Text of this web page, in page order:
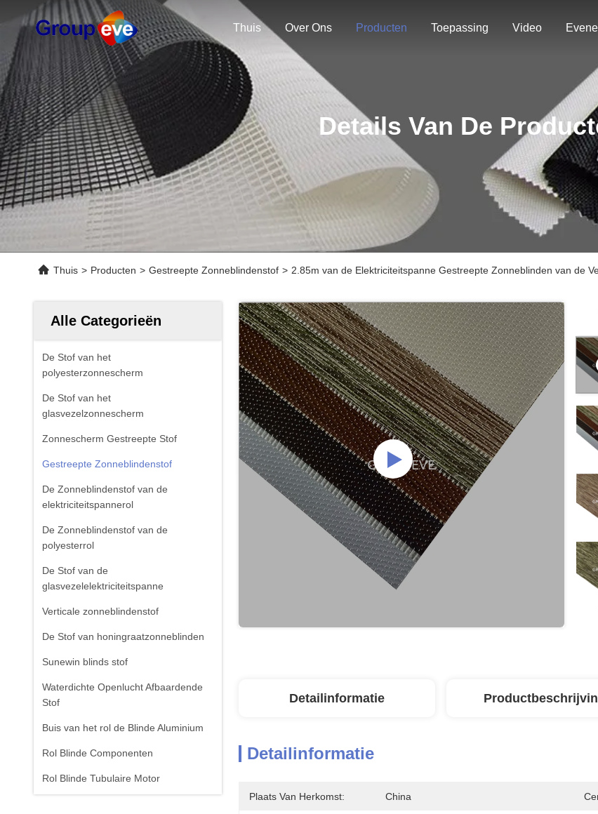
Thuis Over Ons Producten Toepassing Video
Details Van De
Thuis > Producten > Gestreepte Zonneblindenstof > 2.85m van de Elektriciteitspanne Gestreepte Zonneblinden van de
Alle Categorieën
De Stof van het
polyesterzonnescherm
De Stof van het
glasvezelzonnescherm
Zonnescherm Gestreepte Stof
Gestreepte Zonneblindenstof
De Zonneblindenstof van de
elektriciteitspannerol
De Zonneblindenstof van de
polyesterrol
De Stof van de
glasvezelelektriciteitspanne
Verticale zonneblindenstof
De Stof van honingraatzonneblinden
Sunewin blinds stof
Waterdichte Openlucht Afbaardende
Stof
Buis van het rol de Blinde Aluminium
Rol Blinde Componenten
Rol Blinde Tubulaire Motor
Detailinformatie
Detailinformatie
Plaats Van Herkomst: China